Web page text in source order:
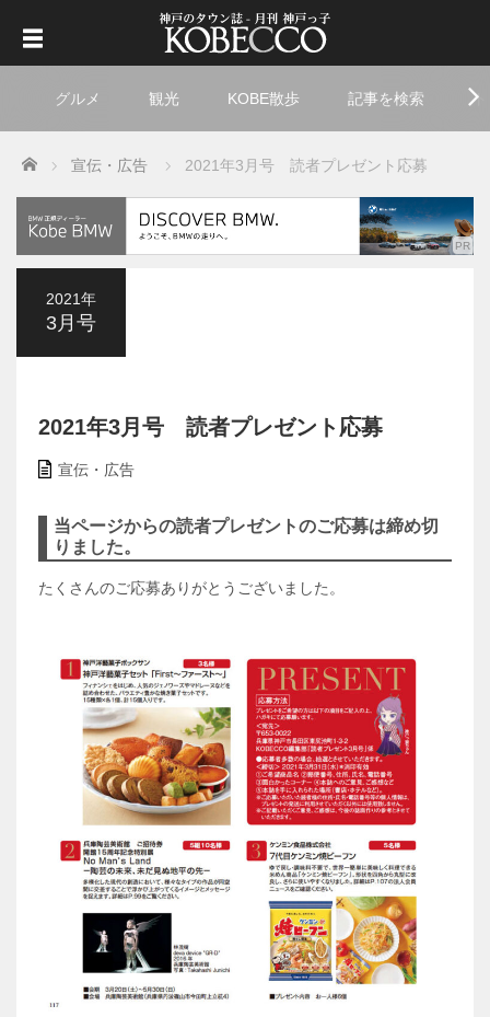
グルメ 観光 KOBE散歩 記事を検索
Home 宣伝・広告 2021年3月号 読者プレゼント応募
2021年
3月号
2021年3月号 読者プレゼント応募
宣伝・広告
当ページからの読者プレゼントのご応募は締め切
りました。
たくさんのご応募ありがとうございました。